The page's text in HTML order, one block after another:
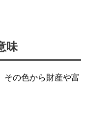
味
その色から財産や富